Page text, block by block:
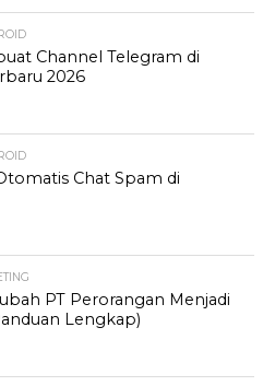
Channel Telegram di
2026
Chat Spam di
PT Perorangan Menjadi
Lengkap)